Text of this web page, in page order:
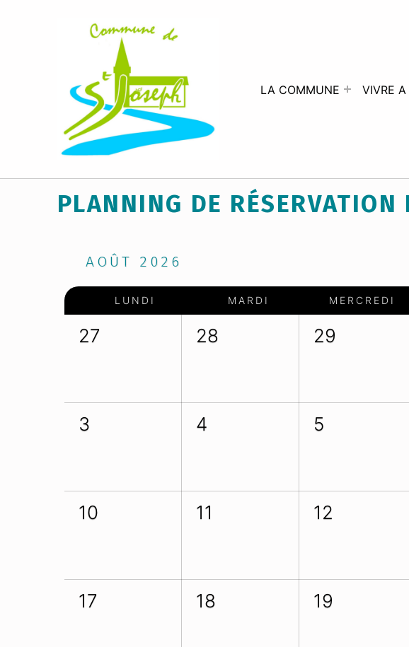
LA COMMUNE VIVRE
PLANNING DE
AOÛT 2026
LUNDI MARDI MERCREDI
27 28 29
3 4 5
10 11 12
17 18 19